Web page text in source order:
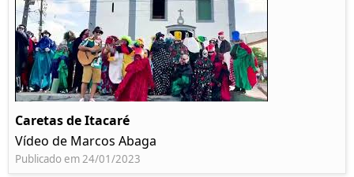
Caretas de Itacaré
Vídeo de Marcos Abaga
Publicado em 24/01/2023